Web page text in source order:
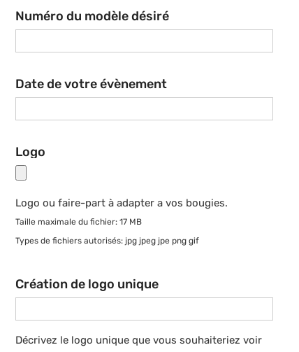
Numéro du modèle désiré
Date de votre évènement
Logo
Logo ou faire-part à adapter a vos bougies.
Taille maximale du fichier: 17 MB
Types de fichiers autorisés: jpg jpeg jpe png gif
Création de logo unique
Décrivez le logo unique que vous souhaiteriez voir